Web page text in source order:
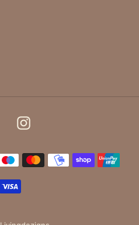
FacebookInstagram
Betalingsmetoder